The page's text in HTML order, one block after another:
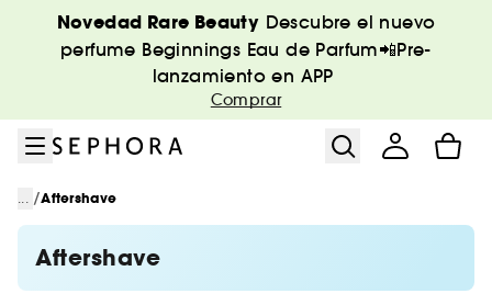
Novedad Rare Beauty Descubre el nuevo
perfume Beginnings Eau de Parfum📲Pre-
lanzamiento en APP
Comprar
... /Aftershave
Aftershave